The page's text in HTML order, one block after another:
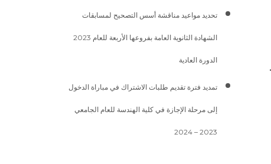
تحديد مواعيد مناقشة أسس التصحيح لمسابقات
الشهادة الثانوية العامة بفروعها الأربعة للعام 2023
الدورة العادية
تمديد فترة تقديم طلبات الاشتراك في مباراة الدخول
إلى مرحلة الإجازة في كلية الهندسة للعام الجامعي
2023 – 2024